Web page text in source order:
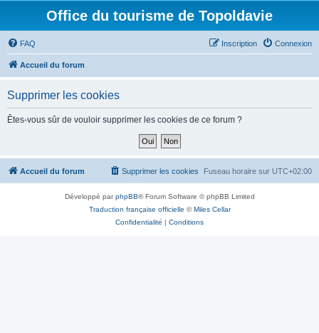
Office du tourisme de Topoldavie
FAQ Connexion
Inscription
Accueil du forum
Supprimer les cookies
Êtes-vous sûr de vouloir supprimer les cookies de ce forum ?
Accueil du forum Fuseau horaire sur UTC+02:00
Supprimer les cookies
Développé parphpBB® Forum Software © phpBB Limited
Traduction française officielle ©Miles Cellar
Confidentialité | Conditions